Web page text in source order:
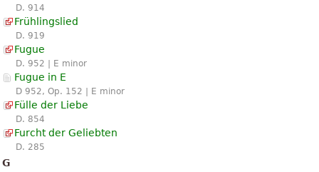
D. 914
Frühlingslied
D. 919
Fugue
D. 952 | E minor
Fugue in E
D 952, Op. 152 | E minor
Fülle der Liebe
D. 854
Furcht der Geliebten
D. 285
G